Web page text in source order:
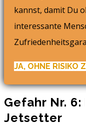
kannst, damit Du
interessante
JA, OHNE RISIKO
Gefahr Nr.
Jetsetter